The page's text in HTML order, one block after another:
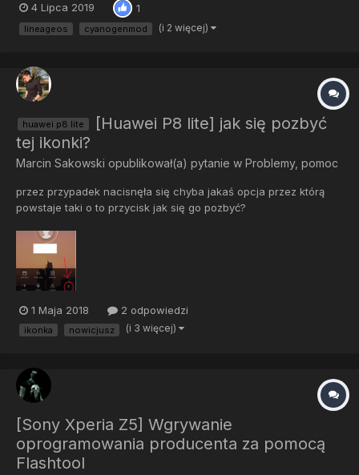
wiedzieli jakie urządzenia są popularne wśród naszych
użytkowników i będziemy mogli dostarczyć im jak najwięcej p...
4 Lipca 2019 1
lineageos cyanogenmod (i 2 więcej)
huawei p8 lite
[Huawei P8 lite] jak się pozbyć
tej ikonki?
Marcin Sakowski opublikował(a) pytanie w Problemy, pomoc
przez przypadek nacisnęła się chyba jakaś opcja przez którą
powstaje taki o to przycisk jak się go pozbyć?
1 Maja 2018 2 odpowiedzi
ikonka nowicjusz (i 3 więcej)
[Sony Xperia Z5] Wgrywanie
oprogramowania producenta za pomocą
Flashtool